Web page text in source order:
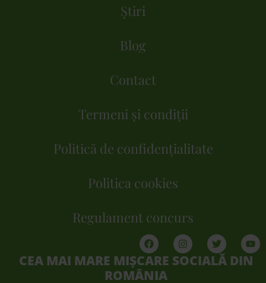
Știri
Blog
Contact
Termeni și condiții
Politică de confidențialitate
Politica cookies
Regulament concurs
CEA MAI MARE MIȘCARE SOCIALĂ DIN
ROMÂNIA